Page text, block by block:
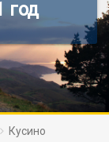
год
Кусино